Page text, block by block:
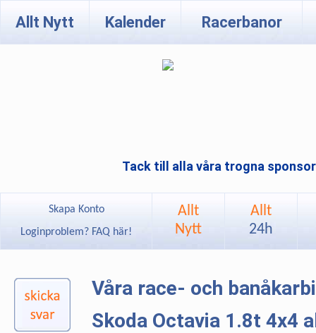
Allt Nytt Kalender Racerbanor
Tack till alla våra trogna
Skapa Konto
Loginproblem? FAQ här!
Allt
Nytt
Allt
24h
Våra race- och
Skoda Octavia 1.8t 4x4